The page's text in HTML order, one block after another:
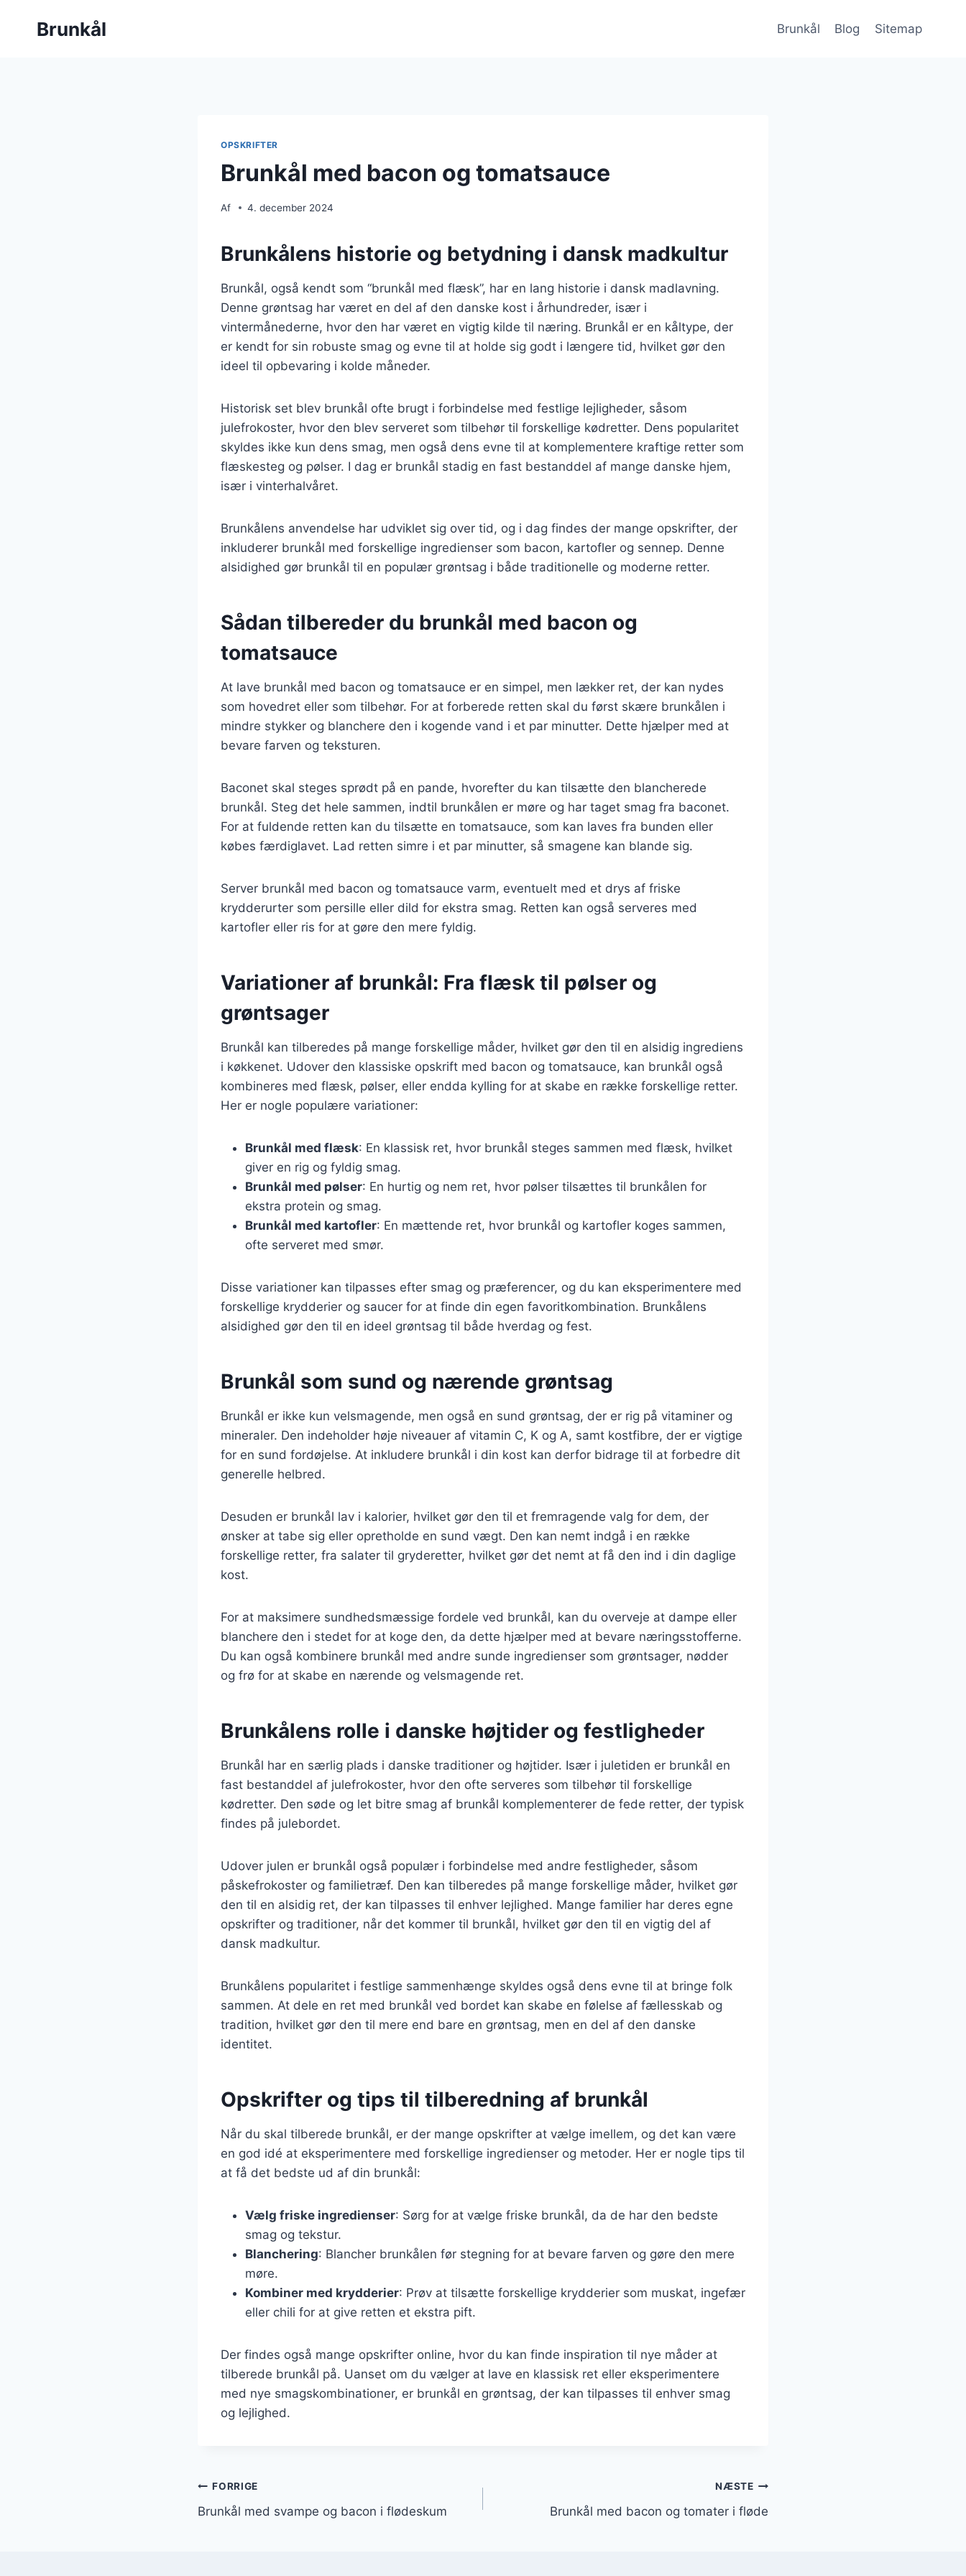
Brunkål Brunkål Blog Sitemap
OPSKRIFTER
Brunkål med bacon og tomatsauce
Af 4. december 2024
Brunkålens historie og betydning i dansk madkultur
Brunkål, også kendt som “brunkål med flæsk”, har en lang historie i dansk madlavning.
Denne grøntsag har været en del af den danske kost i århundreder, især i
vintermånederne, hvor den har været en vigtig kilde til næring. Brunkål er en kåltype, der
er kendt for sin robuste smag og evne til at holde sig godt i længere tid, hvilket gør den
ideel til opbevaring i kolde måneder.
Historisk set blev brunkål ofte brugt i forbindelse med festlige lejligheder, såsom
julefrokoster, hvor den blev serveret som tilbehør til forskellige kødretter. Dens popularitet
skyldes ikke kun dens smag, men også dens evne til at komplementere kraftige retter som
flæskesteg og pølser. I dag er brunkål stadig en fast bestanddel af mange danske hjem,
især i vinterhalvåret.
Brunkålens anvendelse har udviklet sig over tid, og i dag findes der mange opskrifter, der
inkluderer brunkål med forskellige ingredienser som bacon, kartofler og sennep. Denne
alsidighed gør brunkål til en populær grøntsag i både traditionelle og moderne retter.
Sådan tilbereder du brunkål med bacon og
tomatsauce
At lave brunkål med bacon og tomatsauce er en simpel, men lækker ret, der kan nydes
som hovedret eller som tilbehør. For at forberede retten skal du først skære brunkålen i
mindre stykker og blanchere den i kogende vand i et par minutter. Dette hjælper med at
bevare farven og teksturen.
Baconet skal steges sprødt på en pande, hvorefter du kan tilsætte den blancherede
brunkål. Steg det hele sammen, indtil brunkålen er møre og har taget smag fra baconet.
For at fuldende retten kan du tilsætte en tomatsauce, som kan laves fra bunden eller
købes færdiglavet. Lad retten simre i et par minutter, så smagene kan blande sig.
Server brunkål med bacon og tomatsauce varm, eventuelt med et drys af friske
krydderurter som persille eller dild for ekstra smag. Retten kan også serveres med
kartofler eller ris for at gøre den mere fyldig.
Variationer af brunkål: Fra flæsk til pølser og
grøntsager
Brunkål kan tilberedes på mange forskellige måder, hvilket gør den til en alsidig ingrediens
i køkkenet. Udover den klassiske opskrift med bacon og tomatsauce, kan brunkål også
kombineres med flæsk, pølser, eller endda kylling for at skabe en række forskellige retter.
Her er nogle populære variationer:
Brunkål med flæsk: En klassisk ret, hvor brunkål steges sammen med flæsk, hvilket
giver en rig og fyldig smag.
Brunkål med pølser: En hurtig og nem ret, hvor pølser tilsættes til brunkålen for
ekstra protein og smag.
Brunkål med kartofler: En mættende ret, hvor brunkål og kartofler koges sammen,
ofte serveret med smør.
Disse variationer kan tilpasses efter smag og præferencer, og du kan eksperimentere med
forskellige krydderier og saucer for at finde din egen favoritkombination. Brunkålens
alsidighed gør den til en ideel grøntsag til både hverdag og fest.
Brunkål som sund og nærende grøntsag
Brunkål er ikke kun velsmagende, men også en sund grøntsag, der er rig på vitaminer og
mineraler. Den indeholder høje niveauer af vitamin C, K og A, samt kostfibre, der er vigtige
for en sund fordøjelse. At inkludere brunkål i din kost kan derfor bidrage til at forbedre dit
generelle helbred.
Desuden er brunkål lav i kalorier, hvilket gør den til et fremragende valg for dem, der
ønsker at tabe sig eller opretholde en sund vægt. Den kan nemt indgå i en række
forskellige retter, fra salater til gryderetter, hvilket gør det nemt at få den ind i din daglige
kost.
For at maksimere sundhedsmæssige fordele ved brunkål, kan du overveje at dampe eller
blanchere den i stedet for at koge den, da dette hjælper med at bevare næringsstofferne.
Du kan også kombinere brunkål med andre sunde ingredienser som grøntsager, nødder
og frø for at skabe en nærende og velsmagende ret.
Brunkålens rolle i danske højtider og festligheder
Brunkål har en særlig plads i danske traditioner og højtider. Især i juletiden er brunkål en
fast bestanddel af julefrokoster, hvor den ofte serveres som tilbehør til forskellige
kødretter. Den søde og let bitre smag af brunkål komplementerer de fede retter, der typisk
findes på julebordet.
Udover julen er brunkål også populær i forbindelse med andre festligheder, såsom
påskefrokoster og familietræf. Den kan tilberedes på mange forskellige måder, hvilket gør
den til en alsidig ret, der kan tilpasses til enhver lejlighed. Mange familier har deres egne
opskrifter og traditioner, når det kommer til brunkål, hvilket gør den til en vigtig del af
dansk madkultur.
Brunkålens popularitet i festlige sammenhænge skyldes også dens evne til at bringe folk
sammen. At dele en ret med brunkål ved bordet kan skabe en følelse af fællesskab og
tradition, hvilket gør den til mere end bare en grøntsag, men en del af den danske
identitet.
Opskrifter og tips til tilberedning af brunkål
Når du skal tilberede brunkål, er der mange opskrifter at vælge imellem, og det kan være
en god idé at eksperimentere med forskellige ingredienser og metoder. Her er nogle tips til
at få det bedste ud af din brunkål:
Vælg friske ingredienser: Sørg for at vælge friske brunkål, da de har den bedste
smag og tekstur.
Blanchering: Blancher brunkålen før stegning for at bevare farven og gøre den mere
møre.
Kombiner med krydderier: Prøv at tilsætte forskellige krydderier som muskat, ingefær
eller chili for at give retten et ekstra pift.
Der findes også mange opskrifter online, hvor du kan finde inspiration til nye måder at
tilberede brunkål på. Uanset om du vælger at lave en klassisk ret eller eksperimentere
med nye smagskombinationer, er brunkål en grøntsag, der kan tilpasses til enhver smag
og lejlighed.
Indlægsnavigation
FORRIGE
Brunkål med svampe og bacon i flødeskum
NÆSTE
Brunkål med bacon og tomater i fløde